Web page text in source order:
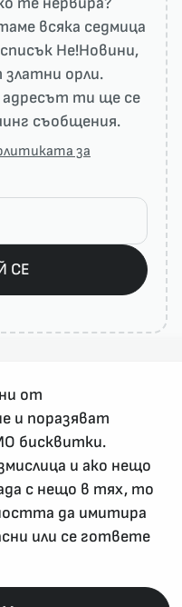
всяка седмица
He!Новини,
орли.
ти ще се
съобщения.
за
СЕ
на
от
и поразяват
бисквитки.
и ако нещо
с нещо в тях, то
да имитира
или се гответе